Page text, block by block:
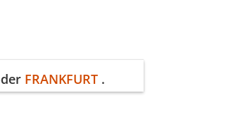
FRANKFURT .